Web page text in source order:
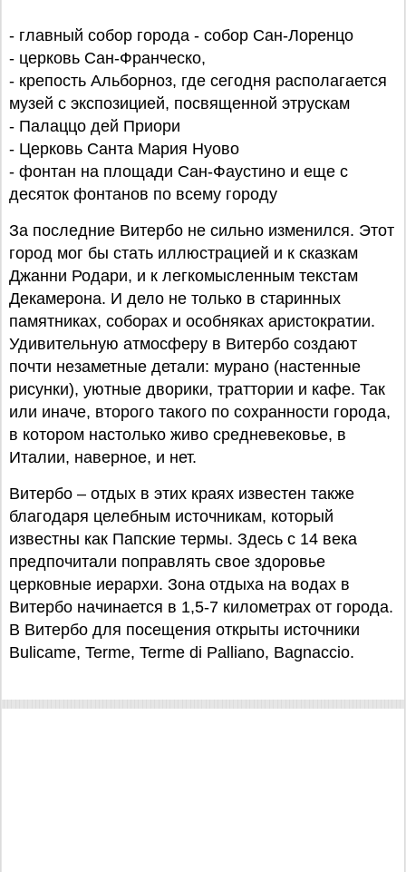
- главный собор города - собор Сан-Лоренцо
- церковь Сан-Франческо,
- крепость Альборноз, где сегодня располагается
музей с экспозицией, посвященной этрускам
- Палаццо дей Приори
- Церковь Санта Мария Нуово
- фонтан на площади Сан-Фаустино и еще с
десяток фонтанов по всему городу
За последние Витербо не сильно изменился. Этот
город мог бы стать иллюстрацией и к сказкам
Джанни Родари, и к легкомысленным текстам
Декамерона. И дело не только в старинных
памятниках, соборах и особняках аристократии.
Удивительную атмосферу в Витербо создают
почти незаметные детали: мурано (настенные
рисунки), уютные дворики, траттории и кафе. Так
или иначе, второго такого по сохранности города,
в котором настолько живо средневековье, в
Италии, наверное, и нет.
Витербо – отдых в этих краях известен также
благодаря целебным источникам, который
известны как Папские термы. Здесь с 14 века
предпочитали поправлять свое здоровье
церковные иерархи. Зона отдыха на водах в
Витербо начинается в 1,5-7 километрах от города.
В Витербо для посещения открыты источники
Bulicame, Terme, Terme di Palliano, Bagnaccio.